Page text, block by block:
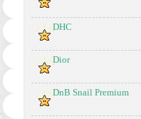
DHC
Dior
DnB Snail Premium